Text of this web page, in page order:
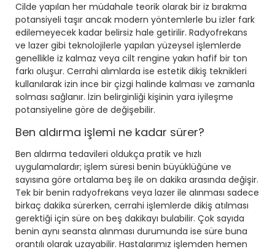
Cilde yapılan her müdahale teorik olarak bir iz bırakma
potansiyeli taşır ancak modern yöntemlerle bu izler fark
edilemeyecek kadar belirsiz hale getirilir. Radyofrekans
ve lazer gibi teknolojilerle yapılan yüzeysel işlemlerde
genellikle iz kalmaz veya cilt rengine yakın hafif bir ton
farkı oluşur. Cerrahi alımlarda ise estetik dikiş teknikleri
kullanılarak izin ince bir çizgi halinde kalması ve zamanla
solması sağlanır. İzin belirginliği kişinin yara iyileşme
potansiyeline göre de değişebilir.
Ben aldırma işlemi ne kadar sürer?
Ben aldırma tedavileri oldukça pratik ve hızlı
uygulamalardır; işlem süresi benin büyüklüğüne ve
sayısına göre ortalama beş ile on dakika arasında değişir.
Tek bir benin radyofrekans veya lazer ile alınması sadece
birkaç dakika sürerken, cerrahi işlemlerde dikiş atılması
gerektiği için süre on beş dakikayı bulabilir. Çok sayıda
benin aynı seansta alınması durumunda ise süre buna
orantılı olarak uzayabilir. Hastalarımız işlemden hemen